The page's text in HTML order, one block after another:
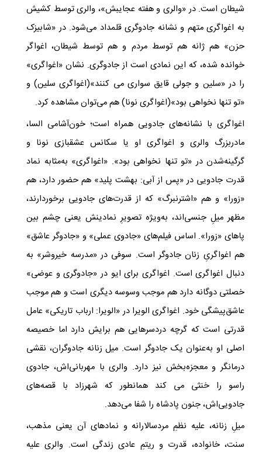
شیطان است. در «والری و هفته عجایبش»، والری توسط کشیش
به اغواگری متهم و نشانه جادوگری قلمداد می‌شود. در «شابیزک
حزن» هم ژانه هم توسط مردم و هم توسط شیطان، اغواگر
خوانده شده، که این نمادی است از جادوگری. نشان «اغواگری»
را در «سلین و جولی قایق سواری می کنند»(اغواگری سلین) و
«تو تنها نخواهی بود»(اغواگری نونا) هم می‌توان مشاهده کرد.
اغواگری با نشانه‌های جادویی همراه است؛ خون‌آشامی السا،
مادربزرگ والری و اغواگری او یا سکانس عشقبازی نونا و
گرگینه‌شدن در «تو تنها نخواهی بود». «اغواگری» به‌مثابه نماد
قدرت جادویی در «پس از آبی: بهشت پلید» هم حضور دارد، هم
«زورا» و هم «اشترنبرگ» که از قدرت‌های جادویی برخوردارند،
مظهر میلِ جنسی‌اند، به‌ویژه تصویرِ نمادینش یعنی چشم بین
پاهای «زورا». اساس فیلم‌های «جادوی عملی» و «جادوگر عاشق»
هم اغواگریِ زنان جادوگر است. سوفی در «مدرسه خیرو‌شر» به
دنبال اغواگری است‌. اغواگری برای ایو در «جادوگری و عوضی»
خصلتی دوگانه دارد هم موجب وسوسه دیگری است و هم موجب
عاشق‌پیشگی خود. اغواگری الویرا در «الویرا: ارباب تاریکی» عامل
قدرتی است که گرچه دردسرهایی هم برایش دارد اما خصیصه
اصلی او به‌عنوان یک جادوگر است. میل زنانه جادوگران، نقشی
درمانگر و معجزه‌بخش نیز دارد. والری با مهربانی‌اش، جادوی
راسو را خنثی می کند همانطور که شهرزاد با قصه‌های
جادویی‌اش، جنون پادشاه را شفا می‌دهد.
میلِ زنانه، علیه نظمِ مردسالارانه و نمادهای آن یعنی مذهب،
سنت، خانواده، قدرت و ریتمِ عادی زندگی است. والری علیه